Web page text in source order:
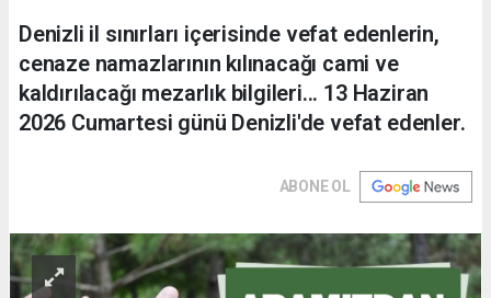
Denizli il sınırları içerisinde vefat edenlerin,
cenaze namazlarının kılınacağı cami ve
kaldırılacağı mezarlık bilgileri... 13 Haziran
2026 Cumartesi günü Denizli'de vefat edenler.
ABONE OL